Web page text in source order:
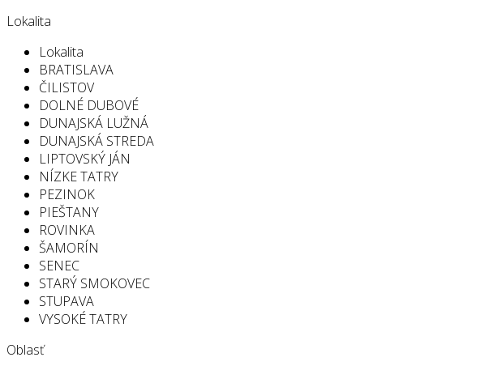
Lokalita
Lokalita
BRATISLAVA
ČILISTOV
DOLNÉ DUBOVÉ
DUNAJSKÁ LUŽNÁ
DUNAJSKÁ STREDA
LIPTOVSKÝ JÁN
NÍZKE TATRY
PEZINOK
PIEŠTANY
ROVINKA
ŠAMORÍN
SENEC
STARÝ SMOKOVEC
STUPAVA
VYSOKÉ TATRY
Oblasť